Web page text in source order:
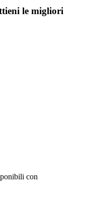
le migliori
con